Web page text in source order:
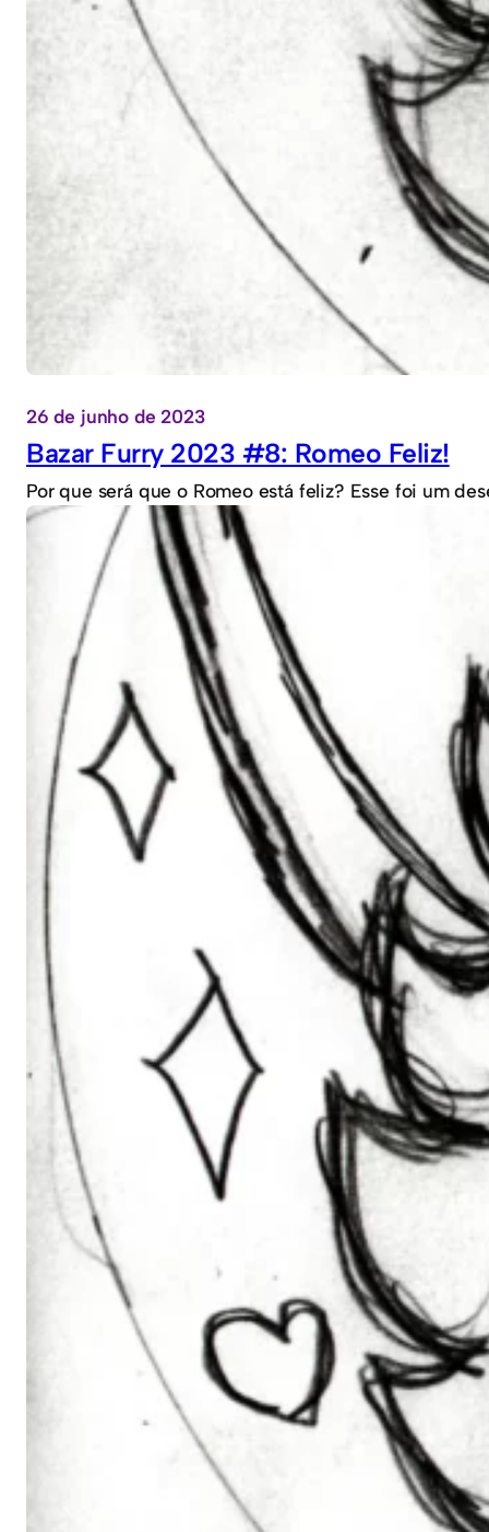
26 de junho de 2023
Bazar Furry 2023 #8: Romeo Feliz!
Por que será que o Romeo está feliz? Esse foi um